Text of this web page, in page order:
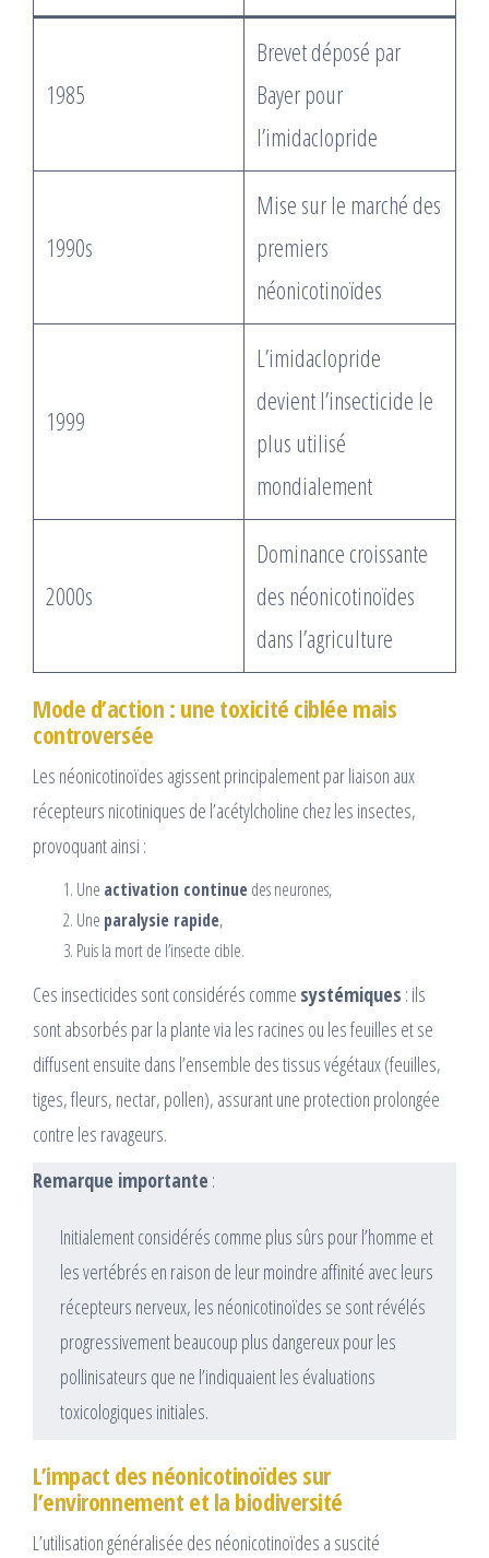
1985
Brevet déposé par
Bayer pour
l’imidaclopride
1990s
Mise sur le marché des
premiers
néonicotinoïdes
1999
L’imidaclopride
devient l’insecticide le
plus utilisé
mondialement
2000s
Dominance croissante
des néonicotinoïdes
dans l’agriculture
Mode d’action : une toxicité ciblée mais
controversée
Les néonicotinoïdes agissent principalement par liaison aux
récepteurs nicotiniques de l’acétylcholine chez les insectes,
provoquant ainsi :
Une activation continue des neurones,
Une paralysie rapide,
Puis la mort de l’insecte cible.
Ces insecticides sont considérés comme systémiques : ils
sont absorbés par la plante via les racines ou les feuilles et se
diffusent ensuite dans l’ensemble des tissus végétaux (feuilles,
tiges, fleurs, nectar, pollen), assurant une protection prolongée
contre les ravageurs.
Remarque importante :
Initialement considérés comme plus sûrs pour l’homme et
les vertébrés en raison de leur moindre affinité avec leurs
récepteurs nerveux, les néonicotinoïdes se sont révélés
progressivement beaucoup plus dangereux pour les
pollinisateurs que ne l’indiquaient les évaluations
toxicologiques initiales.
L’impact des néonicotinoïdes sur
l’environnement et la biodiversité
L’utilisation généralisée des néonicotinoïdes a suscité